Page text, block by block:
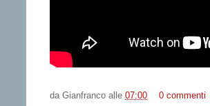
da Gianfranco alle 07:00
0 commenti